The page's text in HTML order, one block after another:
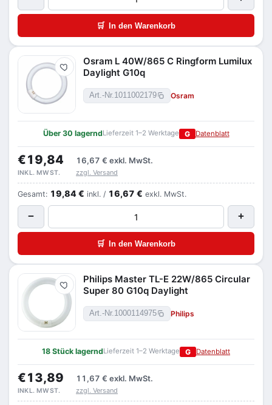
🛒 In den Warenkorb
Merken
Osram L 40W/865 C Ringform Lumilux
Daylight G10q
Art.-Nr.1011002179 Osram
Über 30 lagerndLieferzeit 1–2 Werktage G Datenblatt
€19,84 16,67 € exkl. MwSt.
INKL. MWST. zzgl. Versand
Gesamt: 19,84 € inkl. / 16,67 € exkl. MwSt.
− +
🛒 In den Warenkorb
Merken
Philips Master TL-E 22W/865 Circular
Super 80 G10q Daylight
Art.-Nr.1000114975 Philips
18 Stück lagerndLieferzeit 1–2 Werktage G Datenblatt
€13,89 11,67 € exkl. MwSt.
INKL. MWST. zzgl. Versand